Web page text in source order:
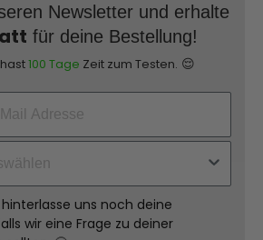
Newsletter und erhalte
für deine Bestellung!
100 Tage Zeit zum Testen. 😌
uns noch deine
wir eine Frage zu deiner